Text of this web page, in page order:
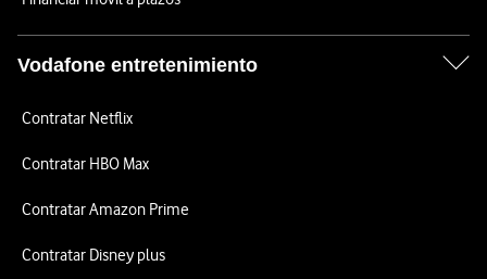
Vodafone entretenimiento
Contratar Netflix
Contratar HBO Max
Contratar Amazon Prime
Contratar Disney plus